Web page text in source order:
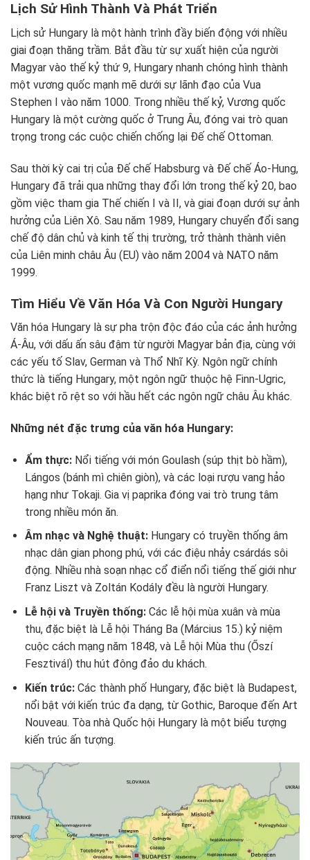
Lịch Sử Hình Thành Và Phát Triển
Lịch sử Hungary là một hành trình đầy biến động với nhiều
giai đoạn thăng trầm. Bắt đầu từ sự xuất hiện của người
Magyar vào thế kỷ thứ 9, Hungary nhanh chóng hình thành
một vương quốc mạnh mẽ dưới sự lãnh đạo của Vua
Stephen I vào năm 1000. Trong nhiều thế kỷ, Vương quốc
Hungary là một cường quốc ở Trung Âu, đóng vai trò quan
trọng trong các cuộc chiến chống lại Đế chế Ottoman.
Sau thời kỳ cai trị của Đế chế Habsburg và Đế chế Áo-Hung,
Hungary đã trải qua những thay đổi lớn trong thế kỷ 20, bao
gồm việc tham gia Thế chiến I và II, và giai đoạn dưới sự ảnh
hưởng của Liên Xô. Sau năm 1989, Hungary chuyển đổi sang
chế độ dân chủ và kinh tế thị trường, trở thành thành viên
của Liên minh châu Âu (EU) vào năm 2004 và NATO năm
1999.
Tìm Hiểu Về Văn Hóa Và Con Người Hungary
Văn hóa Hungary là sự pha trộn độc đáo của các ảnh hưởng
Á-Âu, với dấu ấn sâu đậm từ người Magyar bản địa, cùng với
các yếu tố Slav, German và Thổ Nhĩ Kỳ. Ngôn ngữ chính
thức là tiếng Hungary, một ngôn ngữ thuộc hệ Finn-Ugric,
khác biệt rõ rệt so với hầu hết các ngôn ngữ châu Âu khác.
Những nét đặc trưng của văn hóa Hungary:
Ẩm thực:Nổi tiếng với món Goulash (súp thịt bò hầm),
Lángos (bánh mì chiên giòn), và các loại rượu vang hảo
hạng như Tokaji. Gia vị paprika đóng vai trò trung tâm
trong nhiều món ăn.
Âm nhạc và Nghệ thuật:Hungary có truyền thống âm
nhạc dân gian phong phú, với các điệu nhảy csárdás sôi
động. Nhiều nhà soạn nhạc cổ điển nổi tiếng thế giới như
Franz Liszt và Zoltán Kodály đều là người Hungary.
Lễ hội và Truyền thống:Các lễ hội mùa xuân và mùa
thu, đặc biệt là Lễ hội Tháng Ba (Március 15.) kỷ niệm
cuộc cách mạng năm 1848, và Lễ hội Mùa thu (Őszí
Fesztivál) thu hút đông đảo du khách.
Kiến trúc:Các thành phố Hungary, đặc biệt là Budapest,
nổi bật với kiến trúc đa dạng, từ Gothic, Baroque đến Art
Nouveau. Tòa nhà Quốc hội Hungary là một biểu tượng
kiến trúc ấn tượng.